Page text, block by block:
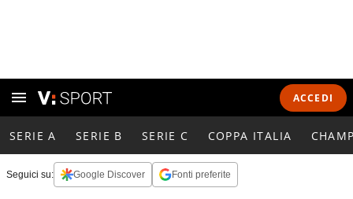
ACCEDI
SERIE A SERIE B SERIE C COPPA ITALIA
Seguici su: Google Discover Fonti preferite